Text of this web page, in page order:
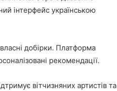
інтерфейс українською
добірки. Платформа
рекомендації.
вітчизняних артистів та